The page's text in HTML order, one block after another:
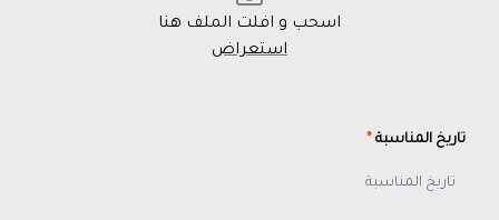
اسحب و افلت الملف هنا
استعراض
تاريخ المناسبة *